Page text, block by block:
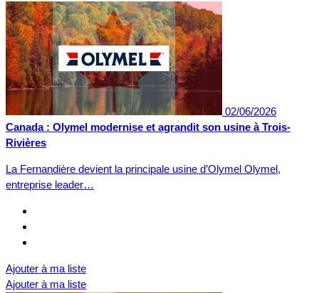
02/06/2026
Canada : Olymel modernise et agrandit son usine à Trois-
Rivières
La Fernandière devient la principale usine d’Olymel Olymel,
entreprise leader…
Ajouter à ma liste
Ajouter à ma liste